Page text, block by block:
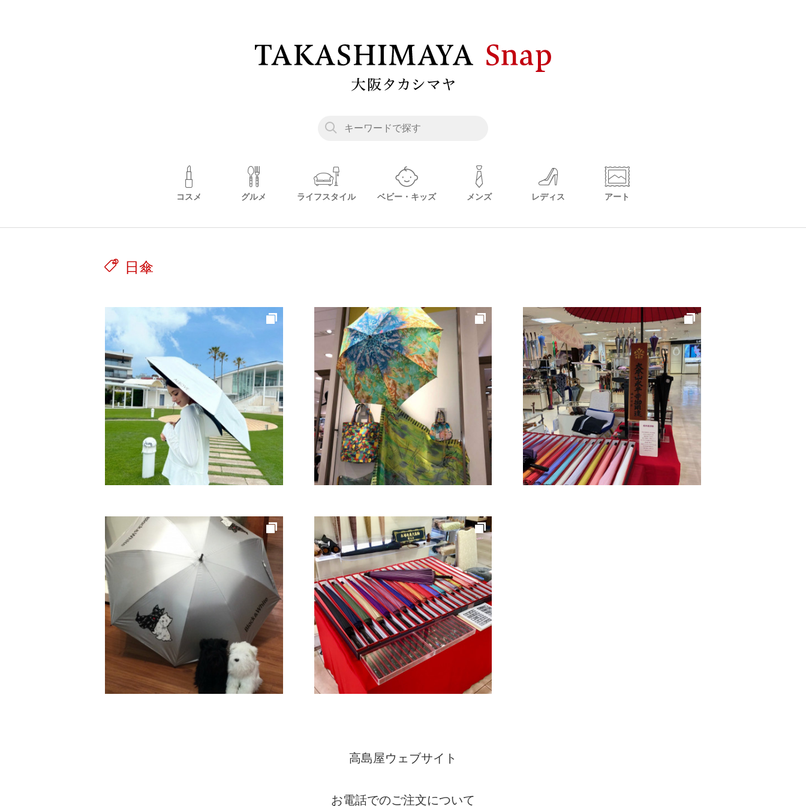
コスメ グルメ ライフスタイル ベビー・キッズ メンズ レディス アート
日傘
高島屋ウェブサイト
お電話でのご注文について